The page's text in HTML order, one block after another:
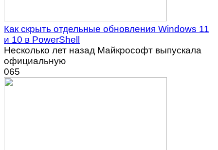
Как скрыть отдельные обновления Windows 11
и 10 в PowerShell
Несколько лет назад Майкрософт выпускала
официальную
065